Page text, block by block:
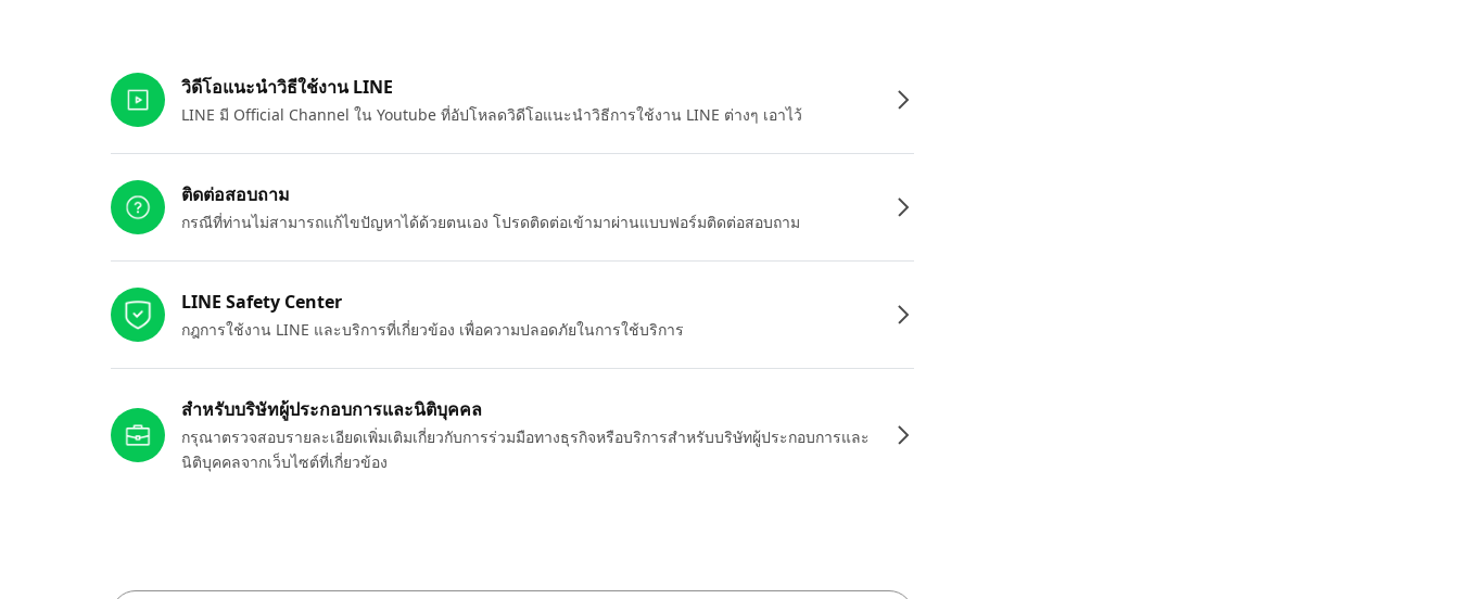
วิดีโอแนะนำวิธีใช้งาน LINE
LINE มี Official Channel ใน Youtube ที่อัปโหลดวิดีโอแนะนำวิธีการใช้งาน LINE ต่างๆ เอาไว้
ติดต่อสอบถาม
กรณีที่ท่านไม่สามารถแก้ไขปัญหาได้ด้วยตนเอง โปรดติดต่อเข้ามาผ่านแบบฟอร์มติดต่อสอบถาม
LINE Safety Center
กฎการใช้งาน LINE และบริการที่เกี่ยวข้อง เพื่อความปลอดภัยในการใช้บริการ
สำหรับบริษัทผู้ประกอบการและนิติบุคคล
กรุณาตรวจสอบรายละเอียดเพิ่มเติมเกี่ยวกับการร่วมมือทางธุรกิจหรือบริการสำหรับบริษัทผู้ประกอบการและ
นิติบุคคลจากเว็บไซต์ที่เกี่ยวข้อง